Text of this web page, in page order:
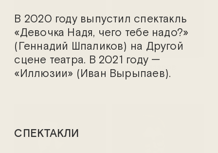
Анджей Бубень Сергей Газаров
В 2020 году выпустил спектакль
«Девочка Надя, чего тебе надо?»
(Геннадий Шпаликов) на Другой
сцене театра. В 2021 году —
«Иллюзии» (Иван Вырыпаев).
СПЕКТАКЛИ